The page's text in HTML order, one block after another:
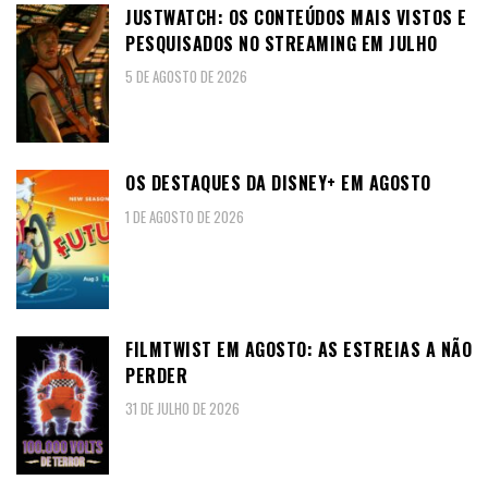
JUSTWATCH: OS CONTEÚDOS MAIS VISTOS E
PESQUISADOS NO STREAMING EM JULHO
5 DE AGOSTO DE 2026
OS DESTAQUES DA DISNEY+ EM AGOSTO
1 DE AGOSTO DE 2026
FILMTWIST EM AGOSTO: AS ESTREIAS A NÃO
PERDER
31 DE JULHO DE 2026